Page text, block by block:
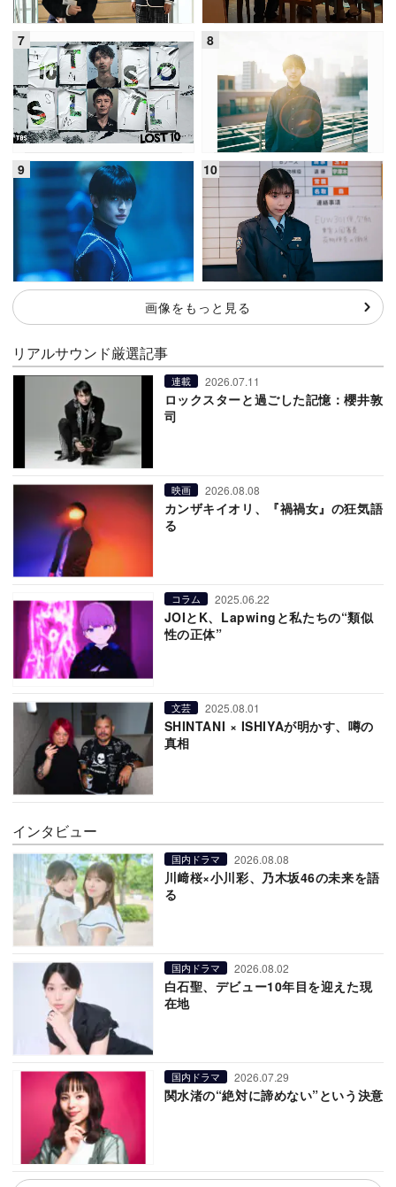
画像をもっと見る
リアルサウンド厳選記事
連載 2026.07.11
ロックスターと過ごした記憶：櫻井敦
司
映画 2026.08.08
カンザキイオリ、『禍禍女』の狂気語
る
コラム 2025.06.22
JOIとK、Lapwingと私たちの“類似
性の正体”
文芸 2025.08.01
SHINTANI × ISHIYAが明かす、噂の
真相
インタビュー
国内ドラマ 2026.08.08
川﨑桜×小川彩、乃木坂46の未来を語
る
国内ドラマ 2026.08.02
白石聖、デビュー10年目を迎えた現
在地
国内ドラマ 2026.07.29
関水渚の“絶対に諦めない”という決意